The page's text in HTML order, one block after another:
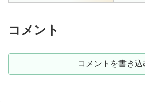
コメント
コメントを書き込